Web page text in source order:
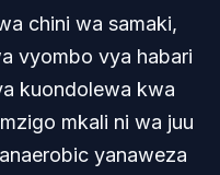
chini wa samaki,
vyombo vya habari
kuondolewa kwa
mkali ni wa juu
yanaweza